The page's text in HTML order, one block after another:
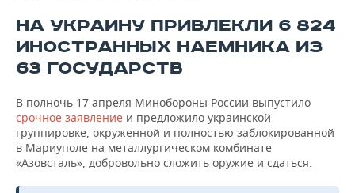
НА УКРАИНУ ПРИВЛЕКЛИ 6 824
ИНОСТРАННЫХ НАЕМНИКА ИЗ
63 ГОСУДАРСТВ
В полночь 17 апреля Минобороны России выпустило
срочное заявление и предложило украинской
группировке, окруженной и полностью заблокированной
в Мариуполе на металлургическом комбинате
«Азовсталь», добровольно сложить оружие и сдаться.